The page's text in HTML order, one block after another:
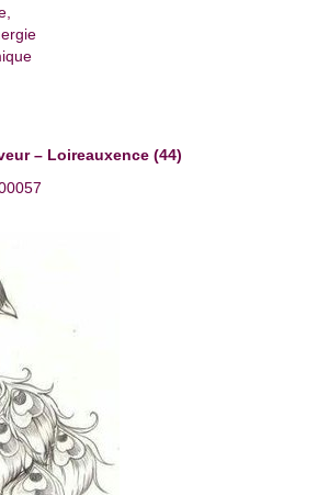
– Loireauxence (44)